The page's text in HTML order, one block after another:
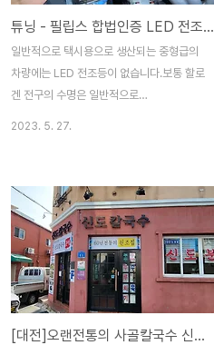
튜닝 - 필립스 합법인증 LED 전조등 벌브 교체
일반적으로 택시용으로 생산되는 중형급의
차량에는 LED 전조등이 없습니다.보통 할로
겐 전구의 수명은 일반적으로
다. 요즘 전기차 및 대형택시들은 LED전조등
이 기본이 되어 많이 밝고 수명도 깁니다.초
기 투자로 소모품비가 절약되는 경향이 있지
요. 보통 전조등 벌브 교환과 크게 상이하지
않고, 다만 별도의 배선이 추가되거나 브라켓
이 추가되어 삽입하기에약간의 공간이 필요
하니 이점은 참고하시기 바랍니다. ( 본 개봉
2023. 5. 27.
[대전]오랜전통의 사골칼국수 신도분식